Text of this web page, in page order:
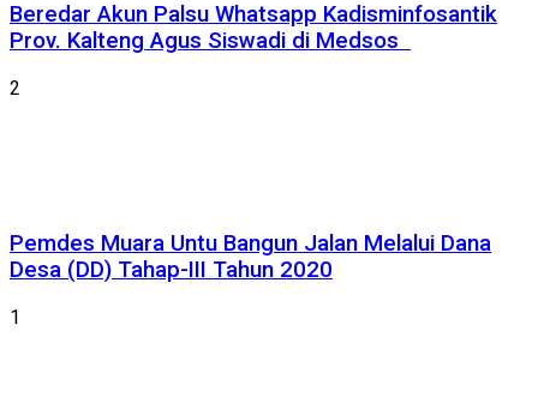
Beredar Akun Palsu Whatsapp Kadisminfosantik
Prov. Kalteng Agus Siswadi di Medsos
2
Pemdes Muara Untu Bangun Jalan Melalui Dana
Desa (DD) Tahap-III Tahun 2020
1